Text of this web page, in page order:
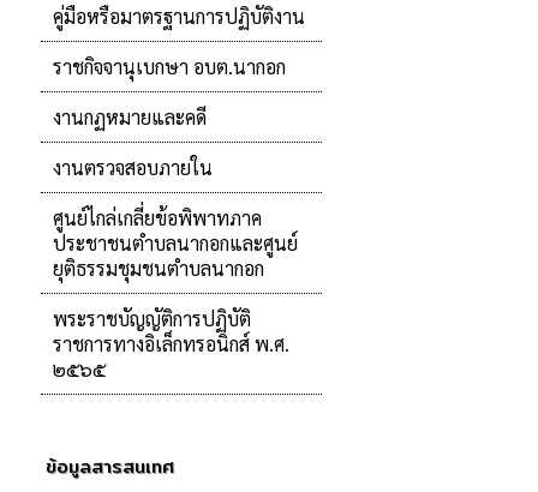
คู่มือหรือมาตรฐานการปฏิบัติงาน
ราชกิจจานุเบกษา อบต.นากอก
งานกฏหมายและคดี
งานตรวจสอบภายใน
ศูนย์ไกล่เกลี่ยข้อพิพาทภาค
ประชาชนตำบลนากอกและศูนย์
ยุติธรรมชุมชนตำบลนากอก
พระราชบัญญัติการปฏิบัติ
ราชการทางอิเล็กทรอนิกส์ พ.ศ.
๒๕๖๕
ข้อมูลสารสนเทศ